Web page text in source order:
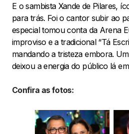
E o sambista Xande de Pilares,
para trás. Foi o cantor subir ao
especial tomou conta da Arena
improviso e a tradicional “Tá
mandando a tristeza embora.
deixou a energia do público lá
Confira as fotos: